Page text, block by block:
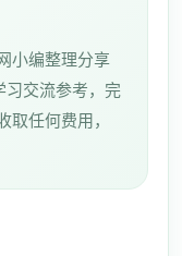
小编整理分享
习交流参考，完
取任何费用，